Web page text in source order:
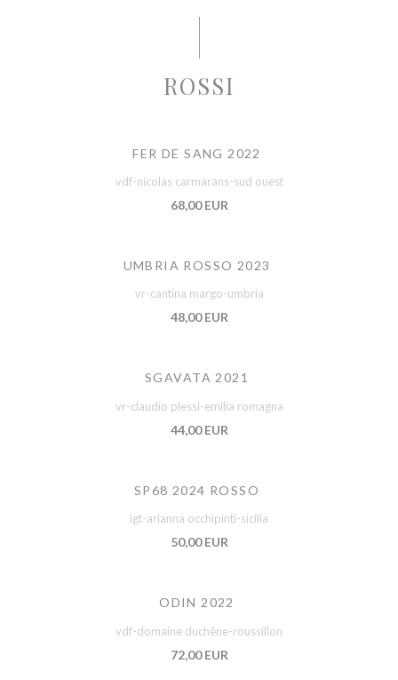
ROSSI
FER DE SANG 2022
vdf-nicolas carmarans-sud ouest
68,00 EUR
UMBRIA ROSSO 2023
vr-cantina margo-umbria
48,00 EUR
SGAVATA 2021
vr-claudio plessi-emilia romagna
44,00 EUR
SP68 2024 ROSSO
igt-arianna occhipinti-sicilia
50,00 EUR
ODIN 2022
vdf-domaine duchêne-roussillon
72,00 EUR